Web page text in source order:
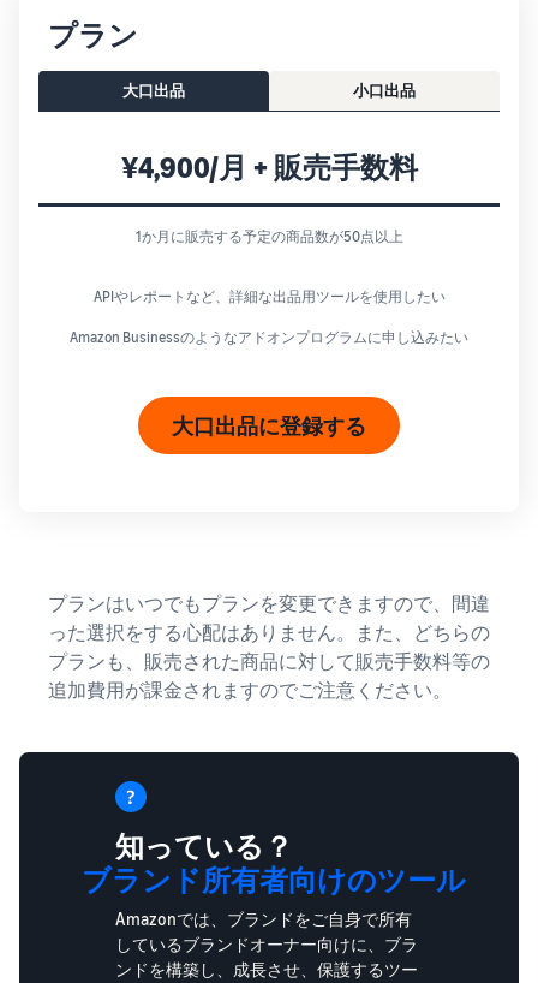
プラン
大口出品 小口出品
¥4,900/月 + 販売手数料
1か月に販売する予定の商品数が50点以上
APIやレポートなど、詳細な出品用ツールを使用したい
Amazon Businessのようなアドオンプログラムに申し込みたい
大口出品に登録する
プランはいつでもプランを変更できますので、間違
った選択をする心配はありません。また、どちらの
プランも、販売された商品に対して販売手数料等の
追加費用が課金されますのでご注意ください。
知っている？
ブランド所有者向けのツール
Amazonでは、ブランドをご自身で所有
しているブランドオーナー向けに、ブラ
ンドを構築し、成長させ、保護するツー